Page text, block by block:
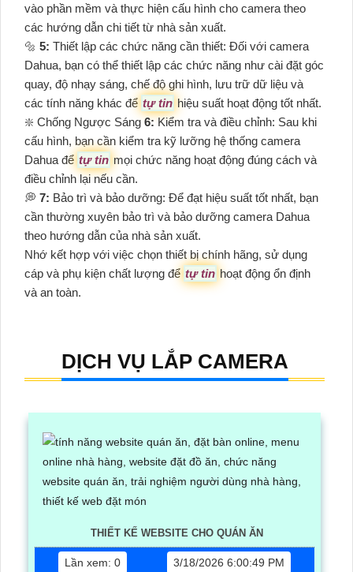
vào phần mềm và thực hiện cấu hình cho camera theo
các hướng dẫn chi tiết từ nhà sản xuất.
🔩 5: Thiết lập các chức năng cần thiết: Đối với camera
Dahua, bạn có thể thiết lập các chức năng như cài đặt góc
quay, độ nhạy sáng, chế độ ghi hình, lưu trữ dữ liệu và
các tính năng khác để tự tin hiệu suất hoạt động tốt nhất.
❇️ Chống Ngược Sáng 6:Kiểm tra và điều chỉnh: Sau khi
cấu hình, bạn cần kiểm tra kỹ lưỡng hệ thống camera
Dahua để tự tin mọi chức năng hoạt động đúng cách và
điều chỉnh lại nếu cần.
️💭 7: Bảo trì và bảo dưỡng: Để đạt hiệu suất tốt nhất, bạn
cần thường xuyên bảo trì và bảo dưỡng camera Dahua
theo hướng dẫn của nhà sản xuất.
Nhớ kết hợp với việc chọn thiết bị chính hãng, sử dụng
cáp và phụ kiện chất lượng để tự tin hoạt động ổn định
và an toàn.
DỊCH VỤ LẮP CAMERA
THIẾT KẾ WEBSITE CHO QUÁN ĂN
Lần xem: 0
3/18/2026 6:00:49 PM